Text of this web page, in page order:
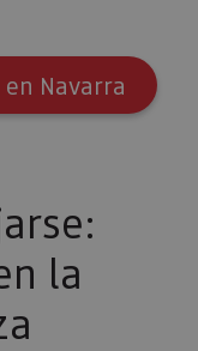
Navarra
la